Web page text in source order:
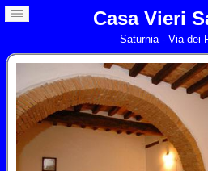
Casa Vieri
Saturnia - Via dei